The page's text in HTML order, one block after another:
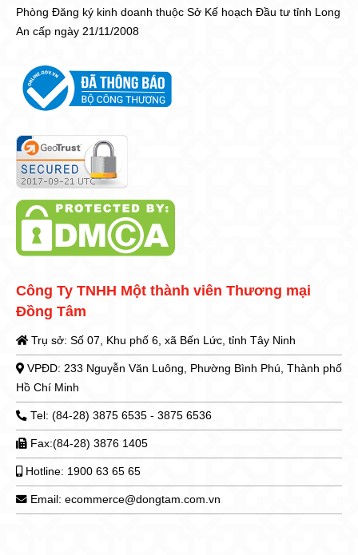
Phòng Đăng ký kinh doanh thuộc Sở Kế hoạch Đầu tư tỉnh Long
An cấp ngày 21/11/2008
Công Ty TNHH Một thành viên Thương mại
Đồng Tâm
Trụ sở: Số 07, Khu phố 6, xã Bến Lức, tỉnh Tây Ninh
VPĐD: 233 Nguyễn Văn Luông, Phường Bình Phú, Thành phố
Hồ Chí Minh
Tel: (84-28) 3875 6535 - 3875 6536
Fax:(84-28) 3876 1405
Hotline: 1900 63 65 65
Email: ecommerce@dongtam.com.vn